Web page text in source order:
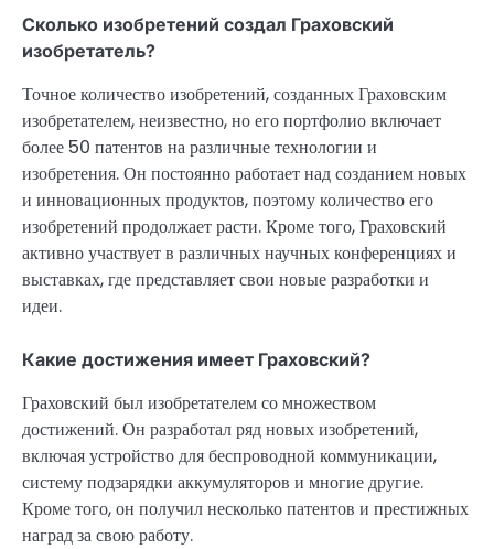
Сколько изобретений создал Граховский
изобретатель?
Точное количество изобретений, созданных Граховским
изобретателем, неизвестно, но его портфолио включает
более 50 патентов на различные технологии и
изобретения. Он постоянно работает над созданием новых
и инновационных продуктов, поэтому количество его
изобретений продолжает расти. Кроме того, Граховский
активно участвует в различных научных конференциях и
выставках, где представляет свои новые разработки и
идеи.
Какие достижения имеет Граховский?
Граховский был изобретателем со множеством
достижений. Он разработал ряд новых изобретений,
включая устройство для беспроводной коммуникации,
систему подзарядки аккумуляторов и многие другие.
Кроме того, он получил несколько патентов и престижных
наград за свою работу.